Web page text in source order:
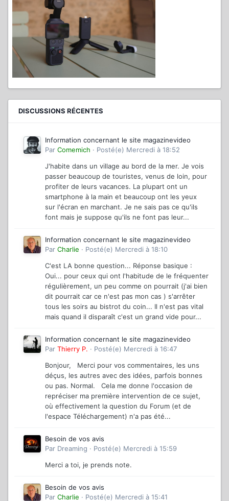
DISCUSSIONS RÉCENTES
Information concernant le site magazinevideo
Par Comemich · Posté(e) Mercredi à 18:52
J'habite dans un village au bord de la mer. Je vois
passer beaucoup de touristes, venus de loin, pour
profiter de leurs vacances. La plupart ont un
smartphone à la main et beaucoup ont les yeux
sur l'écran en marchant. Je ne sais pas ce qu'ils
font mais je suppose qu'ils ne font pas leur...
Information concernant le site magazinevideo
Par Charlie · Posté(e) Mercredi à 18:10
C'est LA bonne question... Réponse basique :
Oui... pour ceux qui ont l'habitude de le fréquenter
régulièrement, un peu comme on pourrait (j'ai bien
dit pourrait car ce n'est pas mon cas ) s'arrêter
tous les soirs au bistrot du coin... Il n'est pas vital
mais quand il disparaît c'est un grand vide pour...
Information concernant le site magazinevideo
Par Thierry P. · Posté(e) Mercredi à 16:47
Bonjour, Merci pour vos commentaires, les uns
déçus, les autres avec des idées, parfois bonnes
ou pas. Normal. Cela me donne l'occasion de
repréciser ma première intervention de ce sujet,
où effectivement la question du Forum (et de
l'espace Téléchargement) n'a pas été...
Besoin de vos avis
Par Dreaming · Posté(e) Mercredi à 15:59
Merci a toi, je prends note.
Besoin de vos avis
Par Charlie · Posté(e) Mercredi à 15:41